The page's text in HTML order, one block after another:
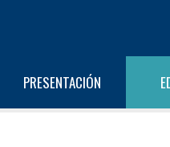
PRESENTACIÓN